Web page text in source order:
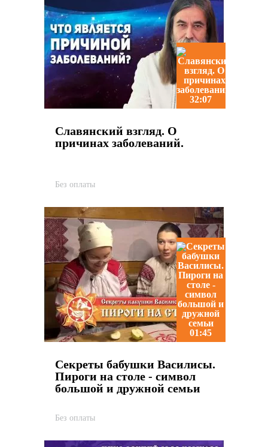
32:07
Славянский взгляд. О
причинах заболеваний.
Без оплаты
01:45
Секреты бабушки Василисы.
Пироги на столе - символ
большой и дружной семьи
Без оплаты